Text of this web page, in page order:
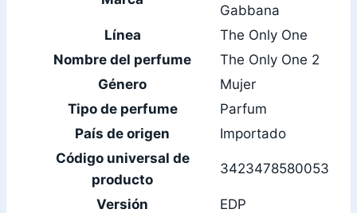
Gabbana
Línea
The Only One
Nombre del perfume
The Only One 2
Género
Mujer
Tipo de perfume
Parfum
País de origen
Importado
Código universal de
producto
3423478580053
Versión EDP